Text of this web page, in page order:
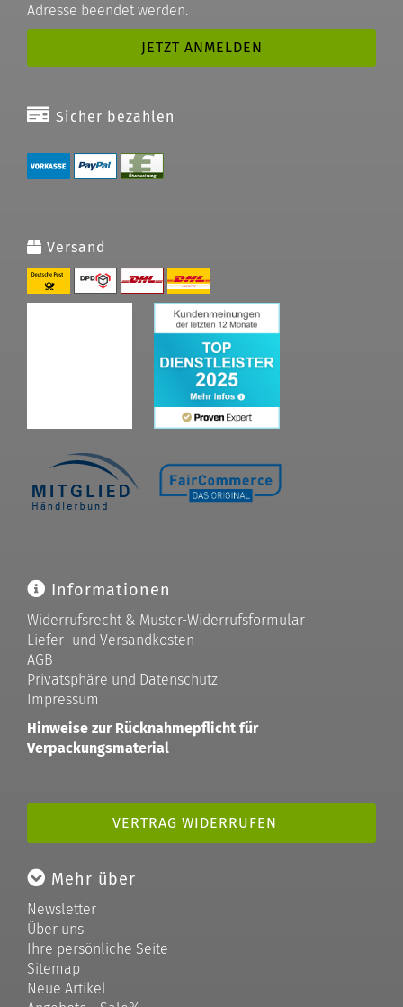
Adresse beendet werden.
Sicher bezahlen
Versand
Informationen
Widerrufsrecht & Muster-Widerrufsformular
Liefer- und Versandkosten
AGB
Privatsphäre und Datenschutz
Impressum
Hinweise zur Rücknahmepflicht für
Verpackungsmaterial
VERTRAG WIDERRUFEN
Mehr über
Newsletter
Über uns
Ihre persönliche Seite
Sitemap
Neue Artikel